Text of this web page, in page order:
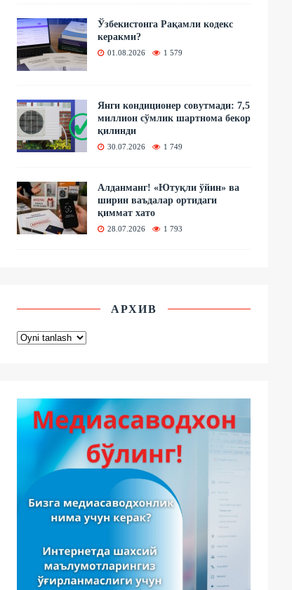
Ўзбекистонга Рақамли кодекс
керакми?
01.08.2026 1 579
Янги кондиционер совутмади: 7,5
миллион сўмлик шартнома бекор
қилинди
30.07.2026 1 749
Алданманг! «Ютуқли ўйин» ва
ширин ваъдалар ортидаги
қиммат хато
28.07.2026 1 793
АРХИВ